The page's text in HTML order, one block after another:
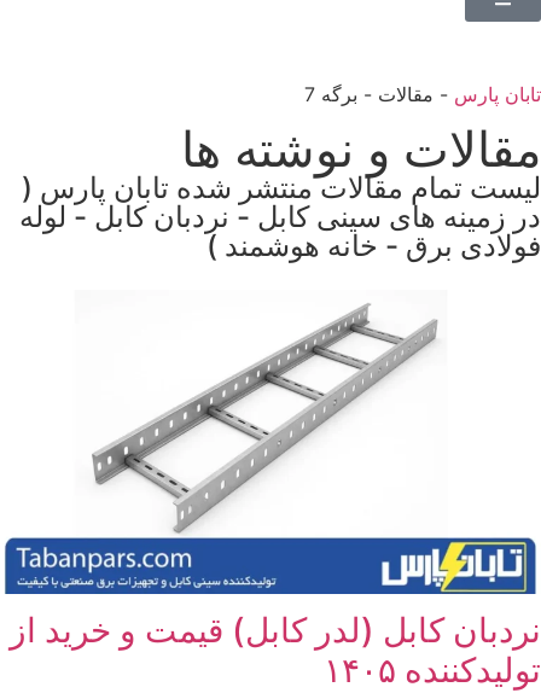
تابان پارس - مقالات - برگه 7
مقالات و نوشته ها
لیست تمام مقالات منتشر شده تابان پارس (
در زمینه های سینی کابل - نردبان کابل - لوله
فولادی برق - خانه هوشمند )
نردبان کابل (لدر کابل) قیمت و خرید از
تولیدکننده ۱۴۰۵